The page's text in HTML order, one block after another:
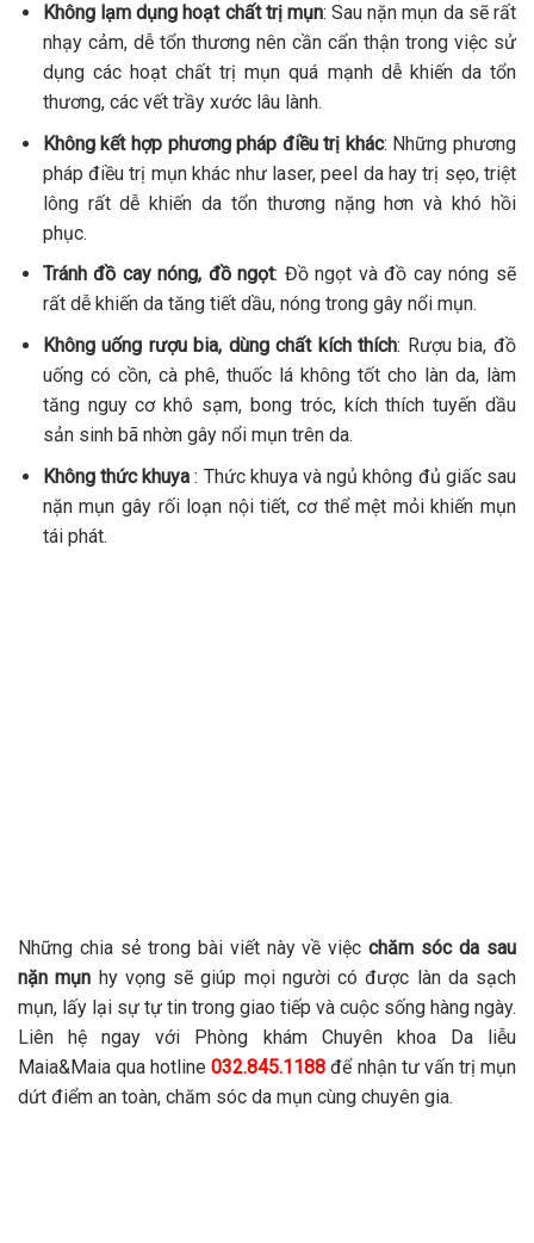
Không lạm dụng hoạt chất trị mụn: Sau nặn mụn da sẽ rất
nhạy cảm, dễ tổn thương nên cần cẩn thận trong việc sử
dụng các hoạt chất trị mụn quá mạnh dễ khiến da tổn
thương, các vết trầy xước lâu lành.
Không kết hợp phương pháp điều trị khác: Những phương
pháp điều trị mụn khác như laser, peel da hay trị sẹo, triệt
lông rất dễ khiến da tổn thương nặng hơn và khó hồi
phục.
Tránh đồ cay nóng, đồ ngọt: Đồ ngọt và đồ cay nóng sẽ
rất dễ khiến da tăng tiết dầu, nóng trong gây nổi mụn.
Không uống rượu bia, dùng chất kích thích: Rượu bia, đồ
uống có cồn, cà phê, thuốc lá không tốt cho làn da, làm
tăng nguy cơ khô sạm, bong tróc, kích thích tuyến dầu
sản sinh bã nhờn gây nổi mụn trên da.
Không thức khuya: Thức khuya và ngủ không đủ giấc sau
nặn mụn gây rối loạn nội tiết, cơ thể mệt mỏi khiến mụn
tái phát.
Những chia sẻ trong bài viết này về việcchăm sóc da sau
nặn mụn hy vọng sẽ giúp mọi người có được làn da sạch
mụn, lấy lại sự tự tin trong giao tiếp và cuộc sống hàng ngày.
Liên hệ ngay với Phòng khám Chuyên khoa Da liễu
Maia&Maia qua hotline032.845.1188để nhận tư vấn trị mụn
dứt điểm an toàn, chăm sóc da mụn cùng chuyên gia.